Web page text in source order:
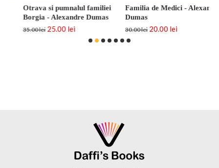
Otrava si pumnalul familiei
Borgia - Alexandre Dumas
35.00 lei 25.00 lei
Familia de Medici - Alexandre
Dumas
30.00 lei 20.00 lei